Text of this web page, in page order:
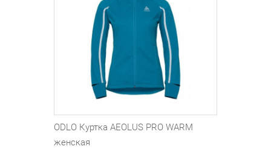
ODLO Куртка AEOLUS PRO WARM
женская